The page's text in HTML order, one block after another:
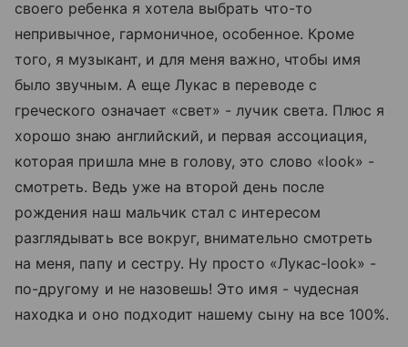
своего ребенка я хотела выбрать что-то
непривычное, гармоничное, особенное. Кроме
того, я музыкант, и для меня важно, чтобы имя
было звучным. А еще Лукас в переводе с
греческого означает «свет» - лучик света. Плюс я
хорошо знаю английский, и первая ассоциация,
которая пришла мне в голову, это слово «look» -
смотреть. Ведь уже на второй день после
рождения наш мальчик стал с интересом
разглядывать все вокруг, внимательно смотреть
на меня, папу и сестру. Ну просто «Лукас-look» -
по-другому и не назовешь! Это имя - чудесная
находка и оно подходит нашему сыну на все 100%.